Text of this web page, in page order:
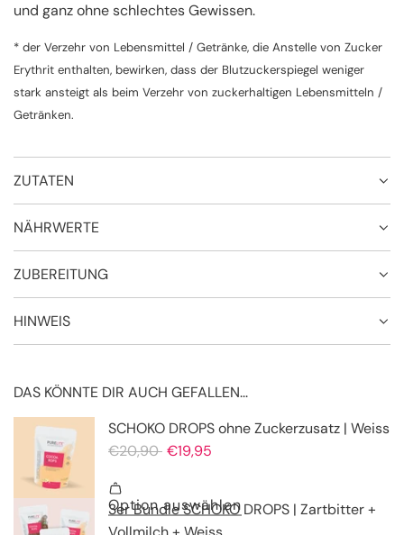
und ganz ohne schlechtes Gewissen.
* der Verzehr von Lebensmittel / Getränke, die Anstelle von Zucker
Erythrit enthalten, bewirken, dass der Blutzuckerspiegel weniger
stark ansteigt als beim Verzehr von zuckerhaltigen Lebensmitteln /
Getränken.
ZUTATEN
NÄHRWERTE
ZUBEREITUNG
HINWEIS
DAS KÖNNTE DIR AUCH GEFALLEN...